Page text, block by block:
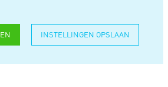
INSTELLINGEN OPSLAAN